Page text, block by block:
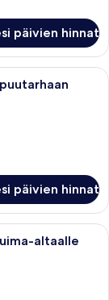
päivien hinnat
on sänky,
päivien hinnat
on sänky,
altaalle